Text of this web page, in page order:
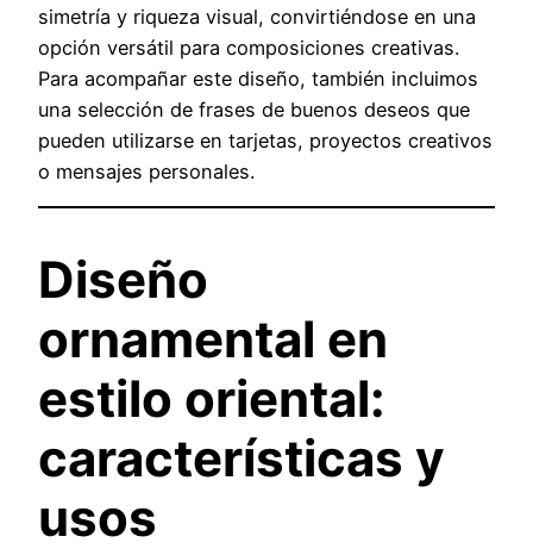
simetría y riqueza visual, convirtiéndose en una
opción versátil para composiciones creativas.
Para acompañar este diseño, también incluimos
una selección de frases de buenos deseos que
pueden utilizarse en tarjetas, proyectos creativos
o mensajes personales.
Diseño
ornamental en
estilo oriental:
características y
usos